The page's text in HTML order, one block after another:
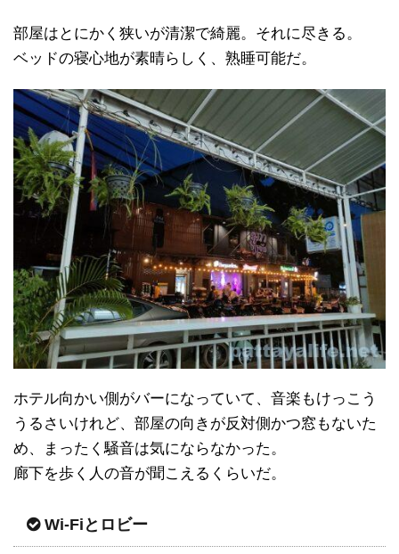
部屋はとにかく狭いが清潔で綺麗。それに尽きる。
ベッドの寝心地が素晴らしく、熟睡可能だ。
ホテル向かい側がバーになっていて、音楽もけっこう
うるさいけれど、部屋の向きが反対側かつ窓もないた
め、まったく騒音は気にならなかった。
廊下を歩く人の音が聞こえるくらいだ。
Wi-Fiとロビー